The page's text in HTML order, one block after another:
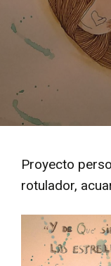
Proyecto
rotulador,